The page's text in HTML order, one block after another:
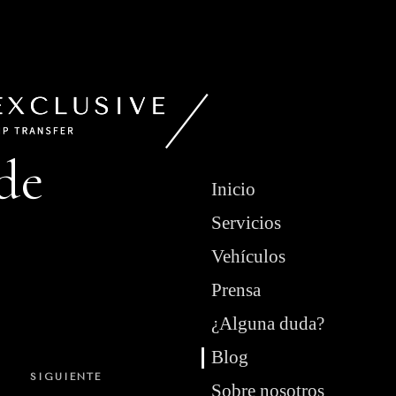
Inicio
Servicios
Vehículos
Prensa
¿Alguna duda?
Blog
Sobre nosotros
SIGUIENTE